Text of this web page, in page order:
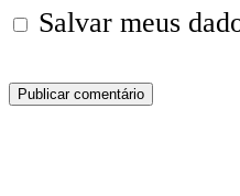
Salvar meus